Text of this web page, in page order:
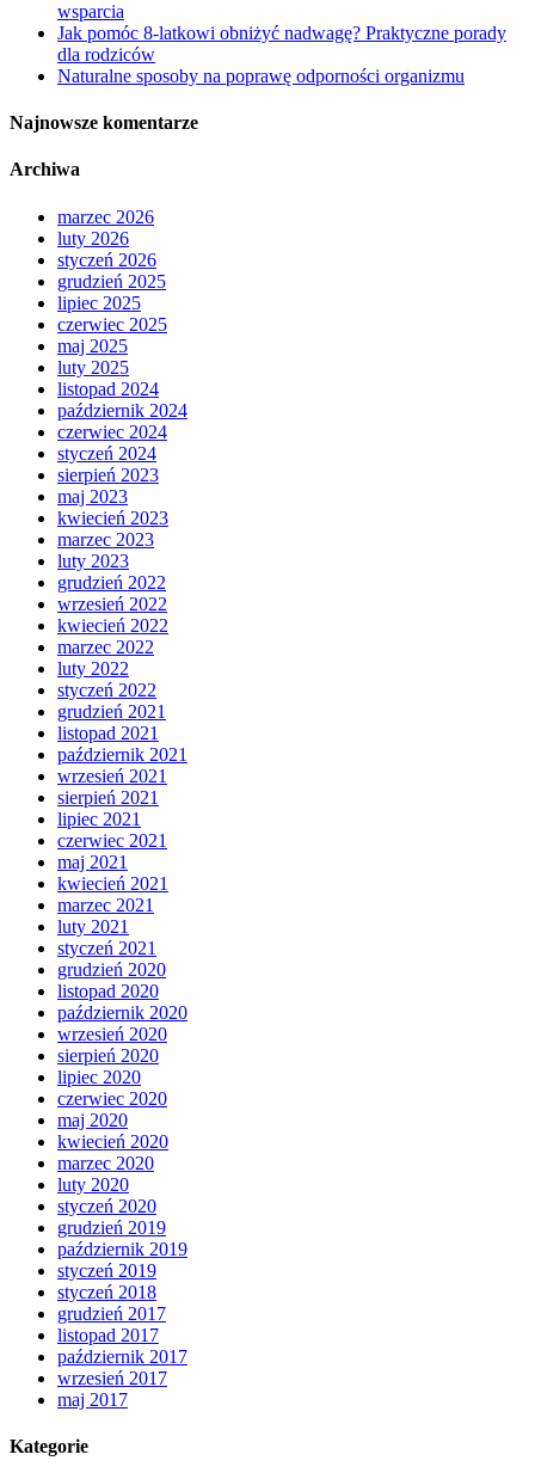
wsparcia
Jak pomóc 8-latkowi obniżyć nadwagę? Praktyczne porady
dla rodziców
Naturalne sposoby na poprawę odporności organizmu
Najnowsze komentarze
Archiwa
marzec 2026
luty 2026
styczeń 2026
grudzień 2025
lipiec 2025
czerwiec 2025
maj 2025
luty 2025
listopad 2024
październik 2024
czerwiec 2024
styczeń 2024
sierpień 2023
maj 2023
kwiecień 2023
marzec 2023
luty 2023
grudzień 2022
wrzesień 2022
kwiecień 2022
marzec 2022
luty 2022
styczeń 2022
grudzień 2021
listopad 2021
październik 2021
wrzesień 2021
sierpień 2021
lipiec 2021
czerwiec 2021
maj 2021
kwiecień 2021
marzec 2021
luty 2021
styczeń 2021
grudzień 2020
listopad 2020
październik 2020
wrzesień 2020
sierpień 2020
lipiec 2020
czerwiec 2020
maj 2020
kwiecień 2020
marzec 2020
luty 2020
styczeń 2020
grudzień 2019
październik 2019
styczeń 2019
styczeń 2018
grudzień 2017
listopad 2017
październik 2017
wrzesień 2017
maj 2017
Kategorie